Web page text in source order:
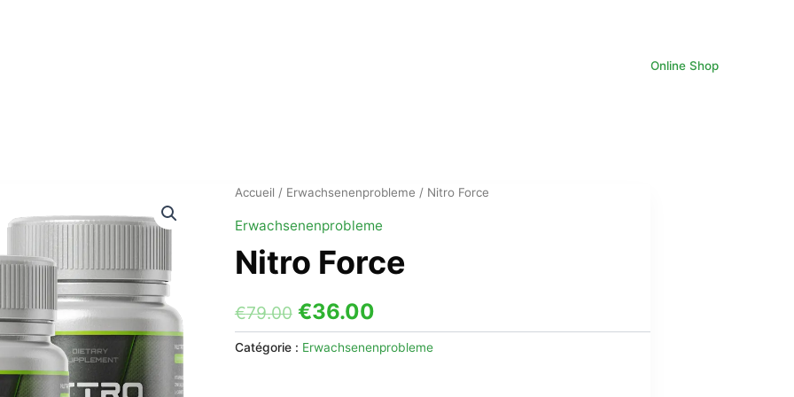
Online Shop
Accueil / Erwachsenenprobleme / Nitro Force
Erwachsenenprobleme
Nitro Force
€79.00 Le
prix
€36.00Le
prix
Catégorie : Erwachsenenprobleme